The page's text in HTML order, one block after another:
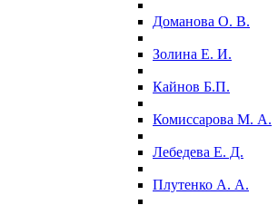
Доманова О. В.
Золина Е. И.
Кайнов Б.П.
Комиссарова М. А.
Лебедева Е. Д.
Плутенко А. А.